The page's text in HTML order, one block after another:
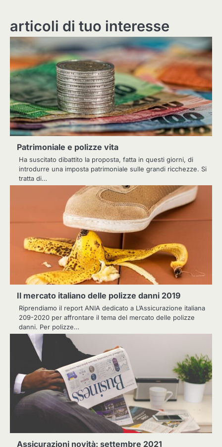
articoli di tuo interesse
Patrimoniale e polizze vita
Ha suscitato dibattito la proposta, fatta in questi giorni, di
introdurre una imposta patrimoniale sulle grandi ricchezze. Si
tratta di…
Il mercato italiano delle polizze danni 2019
Riprendiamo il report ANIA dedicato a L’Assicurazione italiana
209-2020 per affrontare il tema del mercato delle polizze
danni. Per polizze…
Assicurazioni novità: settembre 2021